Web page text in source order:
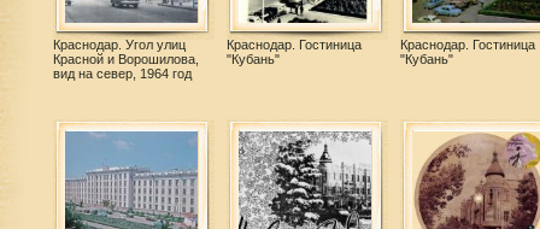
Краснодар. Угол улиц
Красной и Ворошилова,
вид на север, 1964 год
Краснодар. Гостиница
"Кубань"
Краснодар. Гостиница
"Кубань"